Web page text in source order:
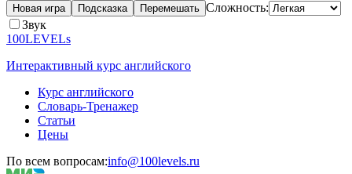
Новая игра Подсказка Перемешать Сложность:
Звук
100LEVELs
Интерактивный курс английского
Курс английского
Словарь-Тренажер
Статьи
Цены
По всем вопросам:info@100levels.ru